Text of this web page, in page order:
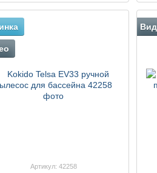
Артикул: 42258